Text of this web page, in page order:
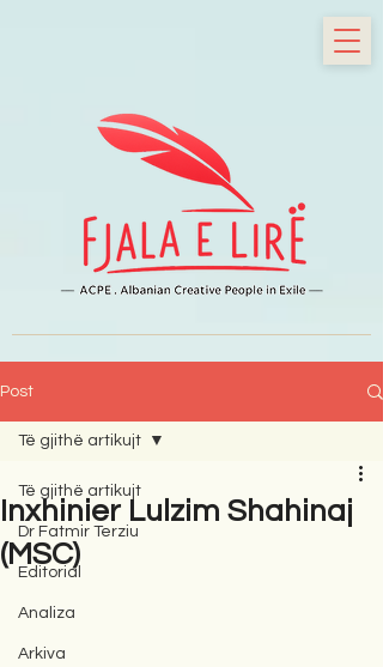
Post
Të gjithë artikujt
Dr Fatmir Terziu
Editorial
Analiza
Arkiva
Të gjithë artikujt
Inxhinier Lulzim Shahinaj
(MSC)